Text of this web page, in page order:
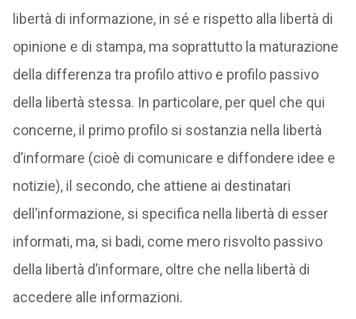
libertà di informazione, in sé e rispetto alla libertà di
opinione e di stampa, ma soprattutto la maturazione
della differenza tra profilo attivo e profilo passivo
della libertà stessa. In particolare, per quel che qui
concerne, il primo profilo si sostanzia nella libertà
d’informare (cioè di comunicare e diffondere idee e
notizie), il secondo, che attiene ai destinatari
dell’informazione, si specifica nella libertà di esser
informati, ma, si badi, come mero risvolto passivo
della libertà d’informare, oltre che nella libertà di
accedere alle informazioni.